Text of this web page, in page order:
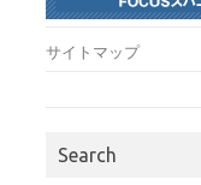
サイトマップ
Search